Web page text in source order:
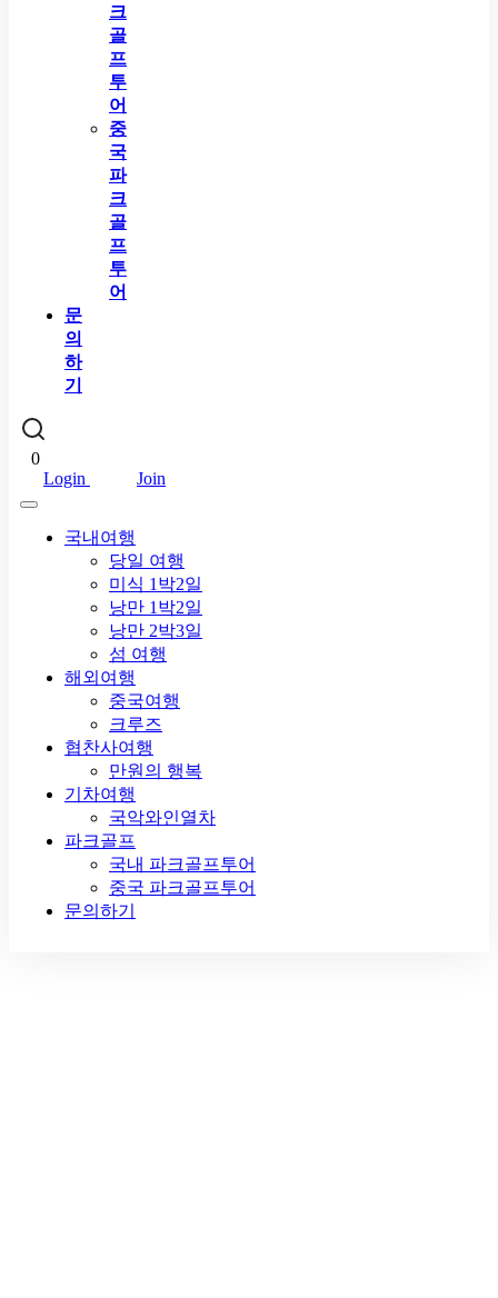
크
골
프
투
어
중
국
파
크
골
프
투
어
문
의
하
기
0
Login
Join
국내여행
당일 여행
미식 1박2일
낭만 1박2일
낭만 2박3일
섬 여행
해외여행
중국여행
크루즈
협찬사여행
만원의 행복
기차여행
국악와인열차
파크골프
국내 파크골프투어
중국 파크골프투어
문의하기